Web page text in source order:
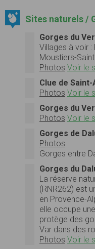
Sites naturels /
Gorges du
Villages à voir :
Moustiers-
Photos Voir le
Clue de Saint-
Photos Voir le
Gorges du
Photos Voir le
Gorges de
Photos
Gorges entre
Gorges du
La réserve
(RNR262) est
en Provence-
elle occupe
protège des
Var dans des
Photos Voir le